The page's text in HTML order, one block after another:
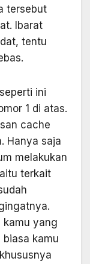
tersebut
Ibarat
tentu
ini
1 di atas.
cache
Hanya saja
melakukan
terkait
kamu yang
kamu